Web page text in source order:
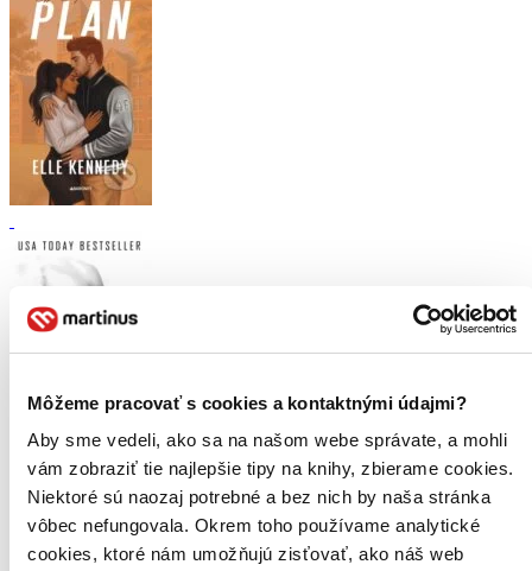
Môžeme pracovať s cookies a kontaktnými údajmi?
Aby sme vedeli, ako sa na našom webe správate, a mohli
vám zobraziť tie najlepšie tipy na knihy, zbierame cookies.
Niektoré sú naozaj potrebné a bez nich by naša stránka
vôbec nefungovala. Okrem toho používame analytické
cookies, ktoré nám umožňujú zisťovať, ako náš web
Novinka
Plán
CZ
Elle Kennedy